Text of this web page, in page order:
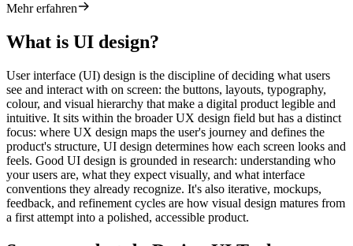
Mehr erfahren
What is UI design?
User interface (UI) design is the discipline of deciding what users
see and interact with on screen: the buttons, layouts, typography,
colour, and visual hierarchy that make a digital product legible and
intuitive. It sits within the broader UX design field but has a distinct
focus: where UX design maps the user's journey and defines the
product's structure, UI design determines how each screen looks and
feels. Good UI design is grounded in research: understanding who
your users are, what they expect visually, and what interface
conventions they already recognize. It's also iterative, mockups,
feedback, and refinement cycles are how visual design matures from
a first attempt into a polished, accessible product.